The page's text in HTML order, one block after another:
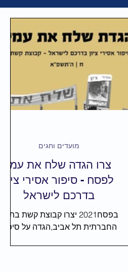
מצגות ודיונים
צרו הגדה שלח את עמי
לפסח - סיפור אסירי ציון
בדרכם לישראל
בפסח2021 יצרו קבוצת קשת
החברתית תל אביב,הגדה על סיפור
מועדים וחגים